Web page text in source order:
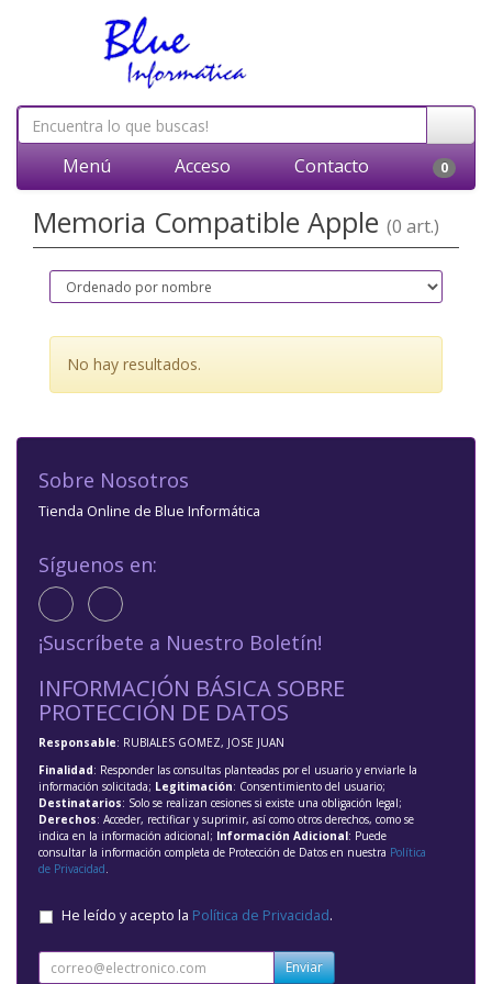
Menú Acceso Contacto 0
Memoria Compatible Apple (0 art.)
No hay resultados.
Sobre Nosotros
Tienda Online de Blue Informática
Síguenos en:
¡Suscríbete a Nuestro Boletín!
INFORMACIÓN BÁSICA SOBRE
PROTECCIÓN DE DATOS
Responsable: RUBIALES GOMEZ, JOSE JUAN
Finalidad: Responder las consultas planteadas por el usuario y enviarle la
información solicitada; Legitimación: Consentimiento del usuario;
Destinatarios: Solo se realizan cesiones si existe una obligación legal;
Derechos: Acceder, rectificar y suprimir, así como otros derechos, como se
indica en la información adicional; Información Adicional: Puede
consultar la información completa de Protección de Datos en nuestra Política
de Privacidad.
He leído y acepto la Política de Privacidad.
Enviar